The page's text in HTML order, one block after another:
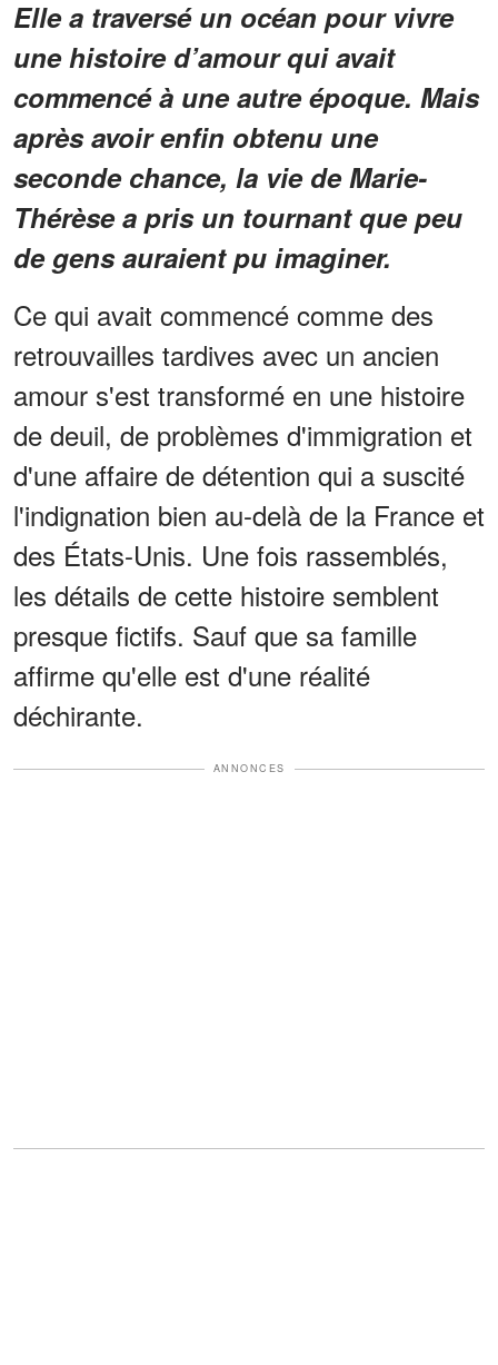
Elle a traversé un océan pour vivre
une histoire d’amour qui avait
commencé à une autre époque. Mais
après avoir enfin obtenu une
seconde chance, la vie de Marie-
Thérèse a pris un tournant que peu
de gens auraient pu imaginer.
Ce qui avait commencé comme des
retrouvailles tardives avec un ancien
amour s'est transformé en une histoire
de deuil, de problèmes d'immigration et
d'une affaire de détention qui a suscité
l'indignation bien au-delà de la France et
des États-Unis. Une fois rassemblés,
les détails de cette histoire semblent
presque fictifs. Sauf que sa famille
affirme qu'elle est d'une réalité
déchirante.
ANNONCES